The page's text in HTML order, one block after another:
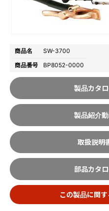
商品名
SW-3700
商品番号
BP8052-0000
製品カタ
製品紹介
取扱説明
部品カタ
この製品に関